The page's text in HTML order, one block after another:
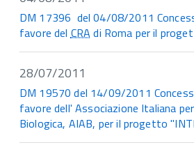
DM 17396 del 04/08/2011
favore delCRA di Roma per il
28/07/2011
DM 19570 del 14/09/2011
favore dell' Associazione Italiana
Biologica, AIAB, per il progetto